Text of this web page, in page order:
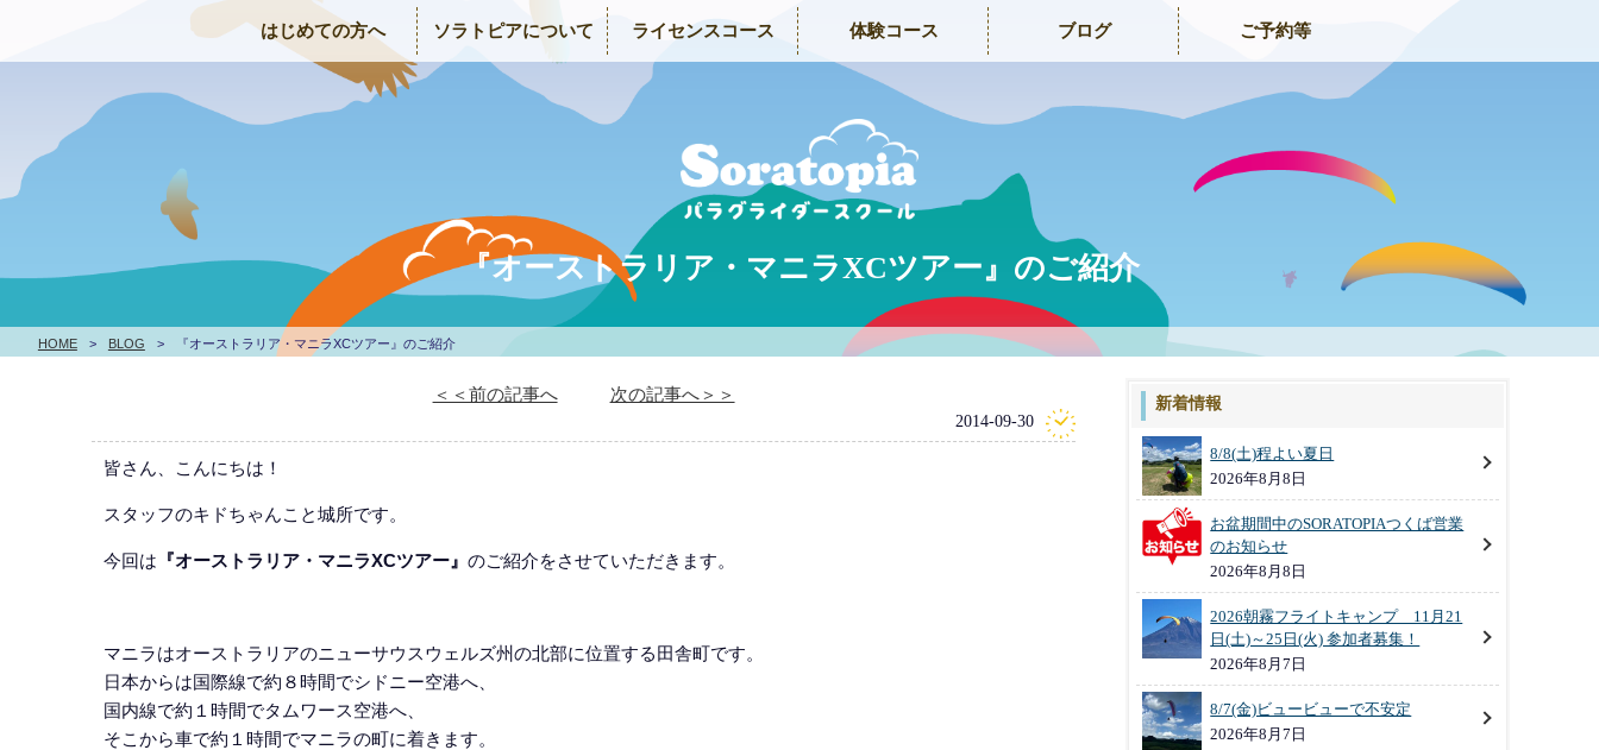
はじめての方へ ソラトピアについて ライセンスコース 体験コース ブログ ご予約等
HOME > BLOG > 『オーストラリア・マニラXCツアー』のご紹介
『オーストラリア・マニラXCツアー』のご紹介
＜＜前の記事へ 次の記事へ＞＞
2014-09-30
皆さん、こんにちは！
スタッフのキドちゃんこと城所です。
今回は 『オーストラリア・マニラXCツアー』のご紹介をさせていただきます。
マニラはオーストラリアのニューサウスウェルズ州の北部に位置する田舎町です。
日本からは国際線で約８時間でシドニー空港へ、
国内線で約１時間でタムワース空港へ、
そこから車で約１時間でマニラの町に着きます。
新着情報
8/8(土)程よい夏日
2026年8月8日
お盆期間中のSORATOPIAつくば営業
のお知らせ
2026年8月8日
2026朝霧フライトキャンプ 11月21
日(土)～25日(火) 参加者募集！
2026年8月7日
8/7(金)ビュービューで不安定
2026年8月7日